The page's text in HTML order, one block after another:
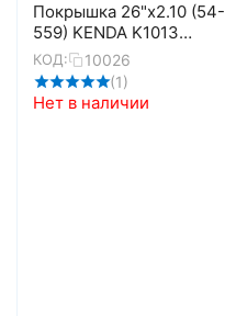
Покрышка 26"x2.10 (54-
559) KENDA K1013
Klondike Wide 5-528116
(кевларовый корд)
КОД:
10026
(1)
Нет в наличии